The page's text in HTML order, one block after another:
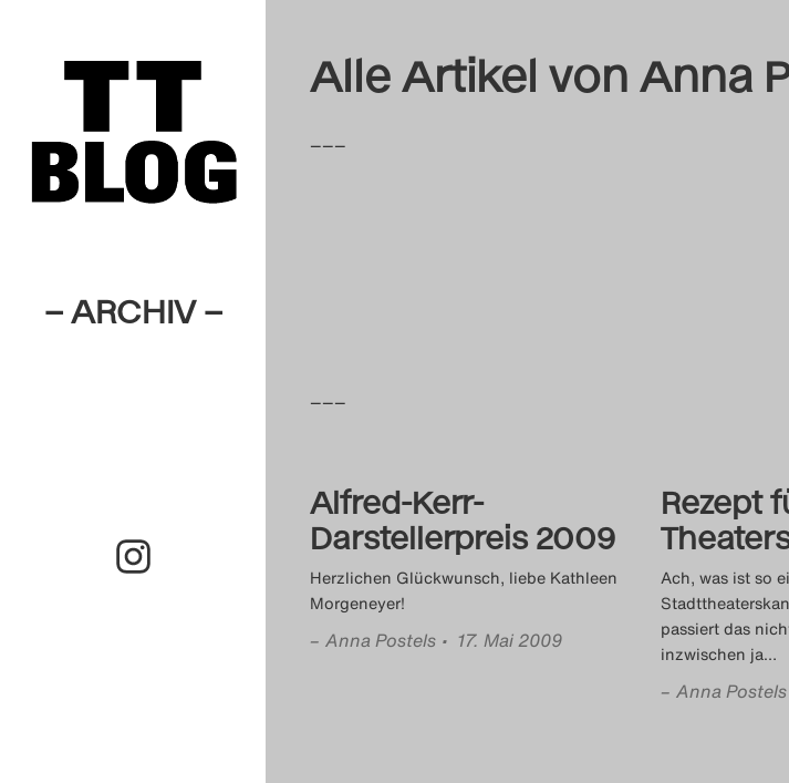
– ARCHIV –
Alle Artikel von Anna
–––
–––
Alfred-Kerr-
Darstellerpreis 2009
Herzlichen Glückwunsch, liebe Kathleen
Morgeneyer!
– Anna Postels • 17. Mai 2009
Rezept
Ach, was ist so
passiert das
inzwischen ja…
– Anna Postels